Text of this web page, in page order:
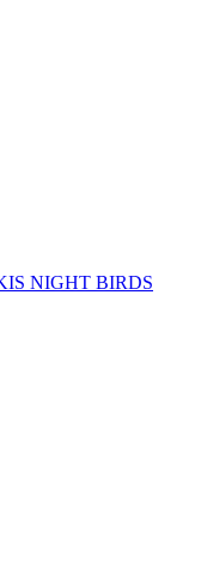
NIGHT BIRDS